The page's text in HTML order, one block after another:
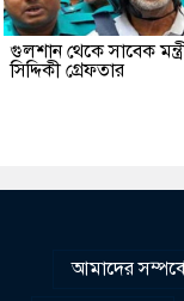
গুলশান থেকে সাবেক
সিদ্দিকী গ্রেফতার
আমাদের